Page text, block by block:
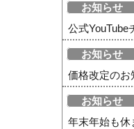
お知らせ
公式YouTube
お知らせ
価格改定のお
お知らせ
年末年始も休